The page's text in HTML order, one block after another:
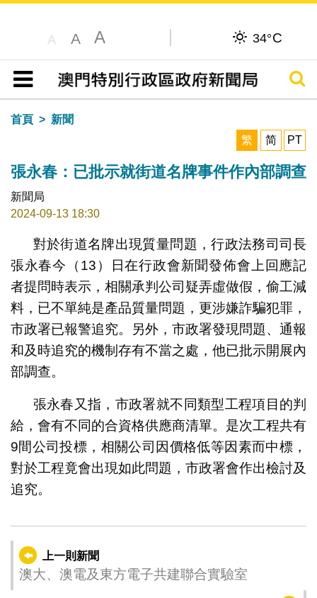
A A A 34°C
目錄
搜尋
首頁
新聞
繁
简 PT
張永春：已批示就街道名牌事件作內部調查
新聞局
2024-09-13 18:30
對於街道名牌出現質量問題，行政法務司司長
張永春今（13）日在行政會新聞發佈會上回應記
者提問時表示，相關承判公司疑弄虛做假，偷工減
料，已不單純是產品質量問題，更涉嫌詐騙犯罪，
市政署已報警追究。另外，市政署發現問題、通報
和及時追究的機制存有不當之處，他已批示開展內
部調查。
張永春又指，市政署就不同類型工程項目的判
給，會有不同的合資格供應商清單。是次工程共有
9間公司投標，相關公司因價格低等因素而中標，
對於工程竟會出現如此問題，市政署會作出檢討及
追究。
上一則新聞
澳大、澳電及東方電子共建聯合實驗室